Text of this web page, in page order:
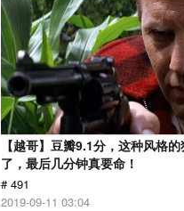
【越哥】豆瓣9.1分，这种风格
了，最后几分钟真要命！
# 491
2019-09-11 03:04